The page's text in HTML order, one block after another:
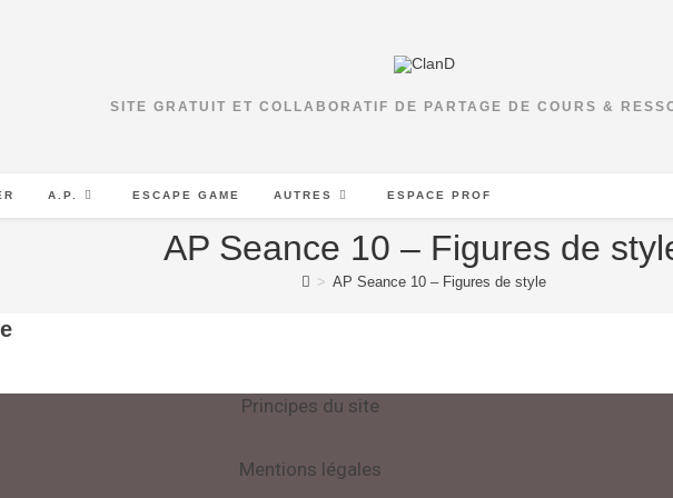
SITE GRATUIT ET COLLABORATIF DE PARTAGE DE COURS &
A.P. ESCAPE GAME AUTRES ESPACE PROF
AP Seance 10 – Figures de
> AP Seance 10 – Figures de style
Principes du site
Mentions légales